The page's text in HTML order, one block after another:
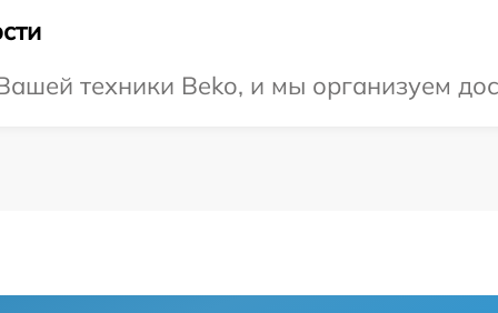
техники Beko, и мы организуем